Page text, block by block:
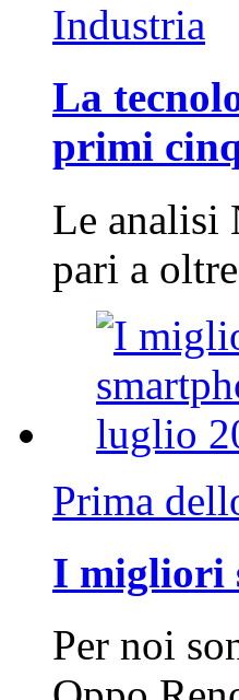
Industria
La
primi
Le analisi
pari a
Prima
I migliori
Per noi